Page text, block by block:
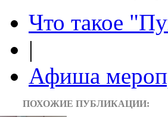
Что такое
|
Афиша
ПОХОЖИЕ ПУБЛИКАЦИИ: